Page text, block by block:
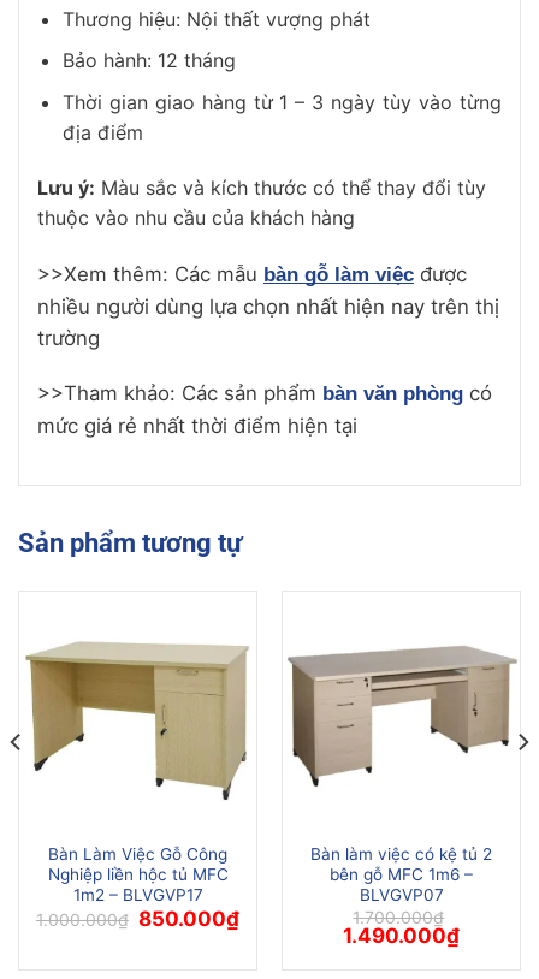
Thương hiệu: Nội thất vượng phát
Bảo hành: 12 tháng
Thời gian giao hàng từ 1 – 3 ngày tùy vào từng
địa điểm
Lưu ý: Màu sắc và kích thước có thể thay đổi tùy
thuộc vào nhu cầu của khách hàng
>>Xem thêm: Các mẫu bàn gỗ làm việc được
nhiều người dùng lựa chọn nhất hiện nay trên thị
trường
>>Tham khảo: Các sản phẩm bàn văn phòng có
mức giá rẻ nhất thời điểm hiện tại
Sản phẩm tương tự
Bàn Làm Việc Gỗ Công
Nghiệp liền hộc tủ MFC
1m2 – BLVGVP17
1.000.000₫ Giá
gốc
1.000.000₫.
850.000₫Giá
là:
Bàn làm việc có kệ tủ 2
bên gỗ MFC 1m6 –
BLVGVP07
1.700.000₫
Giá
gốc
là:
1.490.000₫Giá
tại